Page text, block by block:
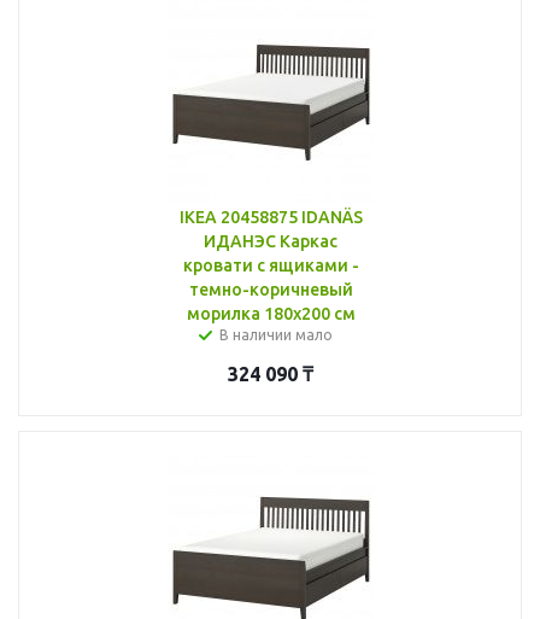
IKEA 20458875 IDANÄS
ИДАНЭС Каркас
кровати с ящиками -
темно-коричневый
морилка 180x200 см
В наличии мало
324 090 ₸